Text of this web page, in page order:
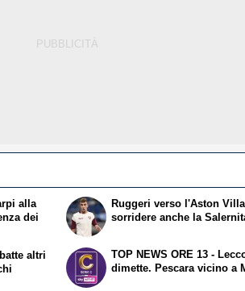
alla
dei
altri
Ruggeri verso l'Aston
sorridere anche la
TOP NEWS ORE 13 -
dimette. Pescara vicino a